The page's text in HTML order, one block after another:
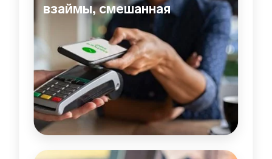
взаймы, смешанная